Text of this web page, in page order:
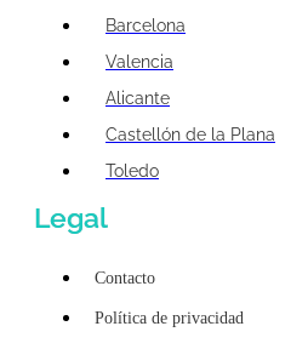
Barcelona
Valencia
Alicante
Castellón de la Plana
Toledo
Legal
Contacto
Política de privacidad